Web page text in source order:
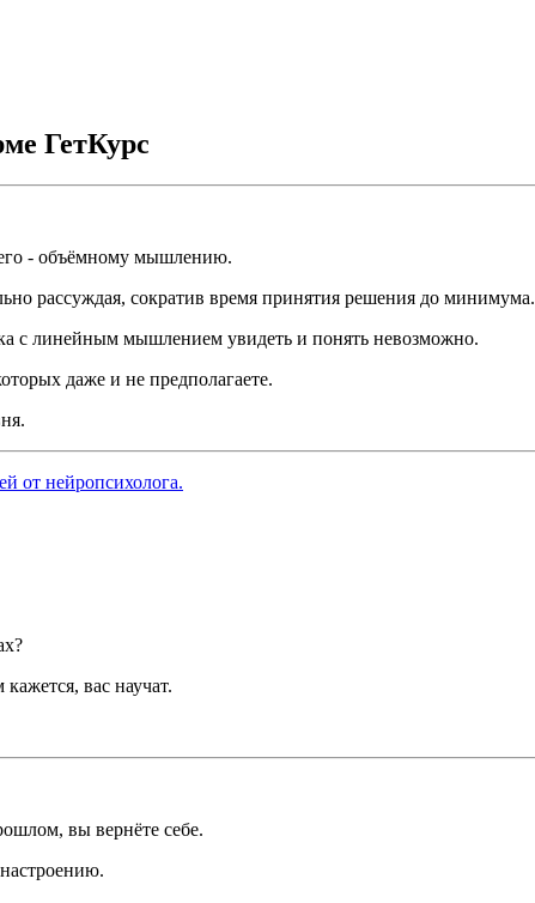
ГетКурс
- объёмному мышлению.
рассуждая, сократив время принятия решения до минимума.
с линейным мышлением увидеть и понять невозможно.
даже и не предполагаете.
от нейропсихолога.
вас научат.
вы вернёте себе.